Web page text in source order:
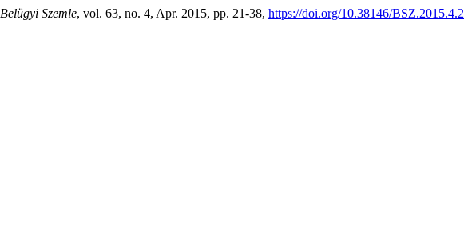
Belügyi Szemle, vol. 63, no. 4, Apr. 2015, pp. 21-38, https://doi.org/10.38146/BSZ.2015.4.2